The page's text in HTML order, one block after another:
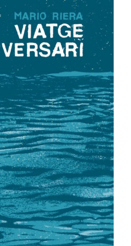
Política de privacidad-